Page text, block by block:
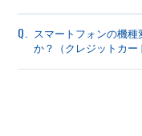
Q.
スマートフォンの機
か？（クレジットカー